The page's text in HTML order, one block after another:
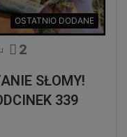
OSTATNIO DODANE
2
SŁOMY!
339